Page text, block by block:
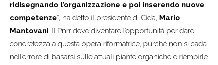
ridisegnando l’organizzazione e poi inserendo nuove
competenze”, ha detto il presidente di Cida, Mario
Mantovani. Il Pnrr deve diventare l’opportunità per dare
concretezza a questa opera riformatrice, purché non si cada
nell’errore di basarsi sulle attuali piante organiche e riempirle